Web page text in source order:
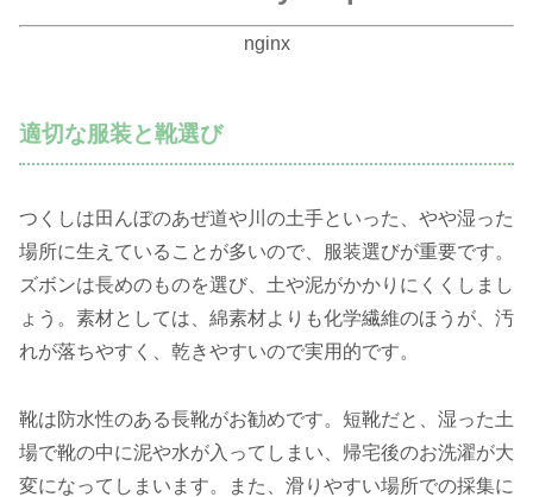
nginx
適切な服装と靴選び
つくしは田んぼのあぜ道や川の土手といった、やや湿った
場所に生えていることが多いので、服装選びが重要です。
ズボンは長めのものを選び、土や泥がかかりにくくしまし
ょう。素材としては、綿素材よりも化学繊維のほうが、汚
れが落ちやすく、乾きやすいので実用的です。
靴は防水性のある長靴がお勧めです。短靴だと、湿った土
場で靴の中に泥や水が入ってしまい、帰宅後のお洗濯が大
変になってしまいます。また、滑りやすい場所での採集に